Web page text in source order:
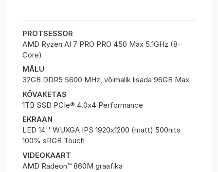
PROTSESSOR
AMD Ryzen AI 7 PRO PRO 450 Max 5.1GHz (8-
Core)
MÄLU
32GB DDR5 5600 MHz, võimalik lisada 96GB Max
KÕVAKETAS
1TB SSD PCIe® 4.0x4 Performance
EKRAAN
LED 14'' WUXGA IPS 1920x1200 (matt) 500nits
100% sRGB Touch
VIDEOKAART
AMD Radeon™ 860M graafika